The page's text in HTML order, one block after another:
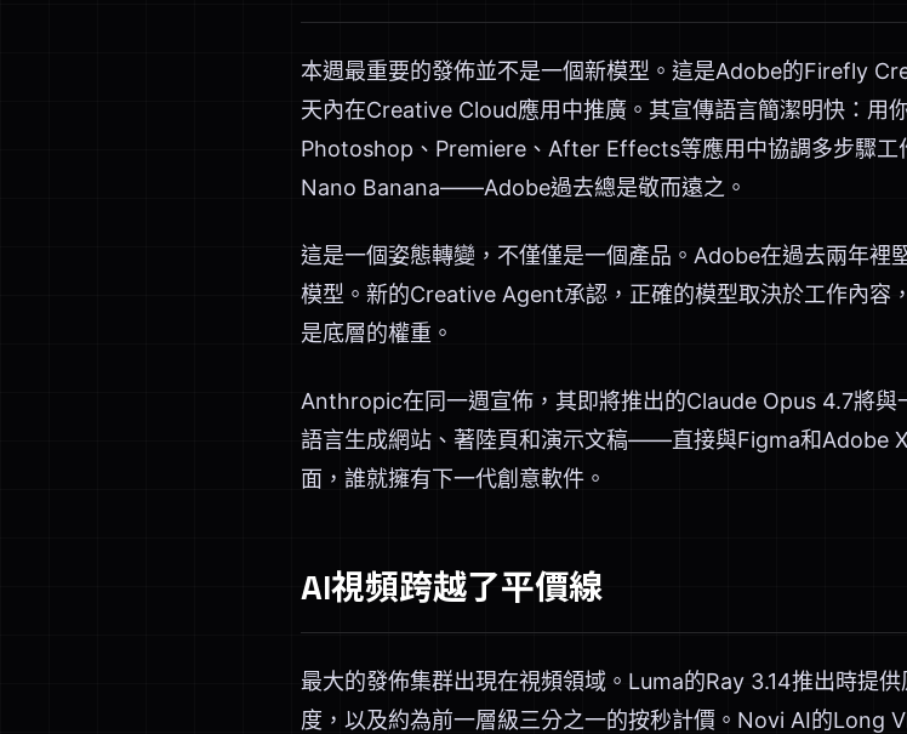
本週最重要的發佈並不是一個新模型。這是Adobe的Firefly
天內在Creative Cloud應用中推廣。其宣傳語言簡潔明快：用
Photoshop、Premiere、After Effects等應用中協調多步驟
Nano Banana——Adobe過去總是敬而遠之。
這是一個姿態轉變，不僅僅是一個產品。Adobe在過去兩年裡
模型。新的Creative Agent承認，正確的模型取決於工作內容
是底層的權重。
Anthropic在同一週宣佈，其即將推出的Claude Opus 4.7將與
語言生成網站、著陸頁和演示文稿——直接與Figma和Adobe
面，誰就擁有下一代創意軟件。
AI視頻跨越了平價線
最大的發佈集群出現在視頻領域。Luma的Ray 3.14推出時提
度，以及約為前一層級三分之一的按秒計價。Novi AI的Long